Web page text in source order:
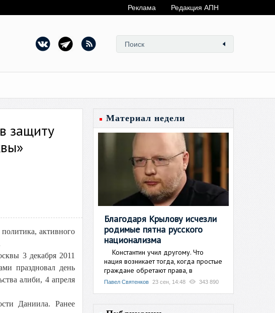
Реклама Редакция АПН
защиту
активного
3 декабря 2011
праздновал день
алиби, 4 апреля
Даниила. Ранее
Материал недели
Благодаря Крылову исчезли
родимые пятна русского
национализма
Константин учил другому. Что
нация возникает тогда, когда простые
граждане обретают права, в
Павел Святенков 23 сен, 14:48 343 890